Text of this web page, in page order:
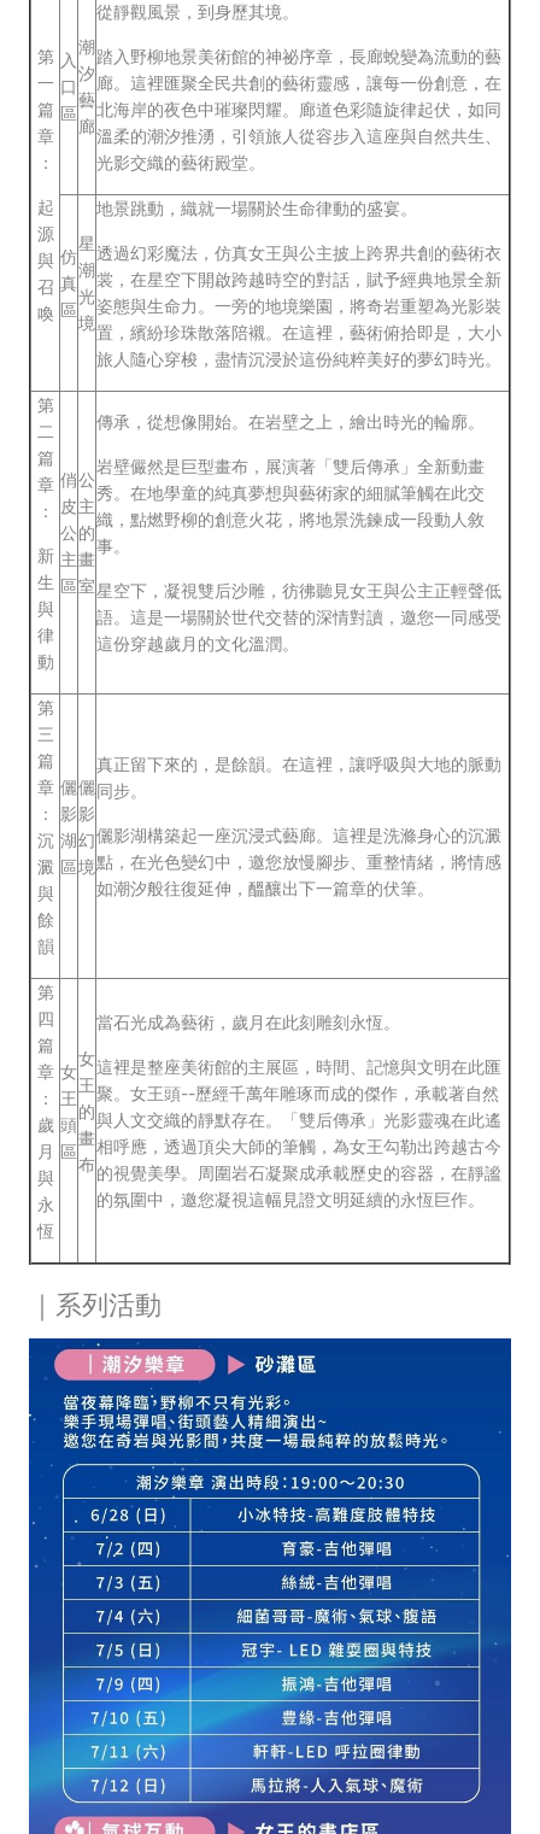
第
一
篇
章
：
起
源
與
召
喚
入
口
區
潮
汐
藝
廊
從靜觀風景，到身歷其境。
踏入野柳地景美術館的神祕序章，長廊蛻變為流動的藝
廊。這裡匯聚全民共創的藝術靈感，讓每一份創意，在
北海岸的夜色中璀璨閃耀。廊道色彩隨旋律起伏，如同
溫柔的潮汐推湧，引領旅人從容步入這座與自然共生、
光影交織的藝術殿堂。
仿
真
區
星
潮
光
境
地景跳動，織就一場關於生命律動的盛宴。
透過幻彩魔法，仿真女王與公主披上跨界共創的藝術衣
裳，在星空下開啟跨越時空的對話，賦予經典地景全新
姿態與生命力。一旁的地境樂園，將奇岩重塑為光影裝
置，繽紛珍珠散落陪襯。在這裡，藝術俯拾即是，大小
旅人隨心穿梭，盡情沉浸於這份純粹美好的夢幻時光。
第
二
篇
章
：
新
生
與
律
動
俏
皮
公
主
區
公
主
的
畫
室
傳承，從想像開始。在岩壁之上，繪出時光的輪廓。
岩壁儼然是巨型畫布，展演著「雙后傳承」全新動畫
秀。在地學童的純真夢想與藝術家的細膩筆觸在此交
織，點燃野柳的創意火花，將地景洗鍊成一段動人敘
事。
星空下，凝視雙后沙雕，彷彿聽見女王與公主正輕聲低
語。這是一場關於世代交替的深情對讀，邀您一同感受
這份穿越歲月的文化溫潤。
第
三
篇
章
：
沉
澱
與
餘
韻
儷
影
湖
區
儷
影
幻
境
真正留下來的，是餘韻。在這裡，讓呼吸與大地的脈動
同步。
儷影湖構築起一座沉浸式藝廊。這裡是洗滌身心的沉澱
點，在光色變幻中，邀您放慢腳步、重整情緒，將情感
如潮汐般往復延伸，醞釀出下一篇章的伏筆。
第
四
篇
章
：
歲
月
與
永
恆
女
王
頭
區
女
王
的
畫
布
當石光成為藝術，歲月在此刻雕刻永恆。
這裡是整座美術館的主展區，時間、記憶與文明在此匯
聚。女王頭--歷經千萬年雕琢而成的傑作，承載著自然
與人文交織的靜默存在。「雙后傳承」光影靈魂在此遙
相呼應，透過頂尖大師的筆觸，為女王勾勒出跨越古今
的視覺美學。周圍岩石凝聚成承載歷史的容器，在靜謐
的氛圍中，邀您凝視這幅見證文明延續的永恆巨作。
｜系列活動